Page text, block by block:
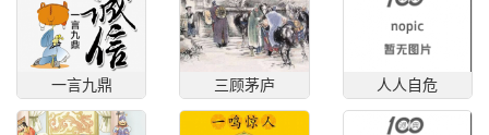
一言九鼎 三顾茅庐 人人自危